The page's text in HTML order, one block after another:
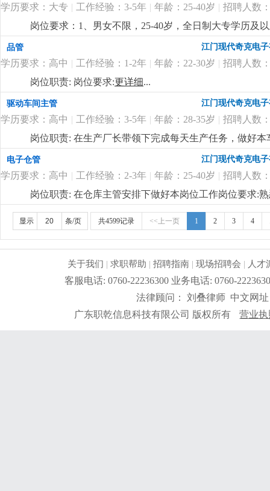
学历要求：大专 | 工作经验：3-5年 | 年龄：25-40岁 | 招聘人数
岗位要求：1、男女不限，25-40岁，全日制大专学历及
pmc工作流程。2、负责订单的物料需求整理，能根据
主理物控部门的能力，性格雷厉风行，有良好的沟通
用；5、良好的沟通、协调和计划能力。岗位福利：1、
日慰问礼品礼金、开工红包、公司根据年度业绩颁发年
公。更详细...
品管 江门现代奇克电
学历要求：高中 | 工作经验：1-2年 | 年龄：22-30岁 | 招聘人数
岗位职责: 岗位要求:更详细...
驱动车间主管 江门现代奇克电
学历要求：高中 | 工作经验：3-5年 | 年龄：28-35岁 | 招聘人数
岗位职责: 在生产厂长带领下完成每天生产任务，做好
懂驱动贴片机和插件机操作3.包吃包住，试用期后买社
电子仓管 江门现代奇克电
学历要求：高中 | 工作经验：2-3年 | 年龄：25-40岁 | 招聘人数
岗位职责: 在仓库主管安排下做好本岗位工作岗位要求:
是一家专业生产led照明企业，产品主要是筒灯 天花灯
好。更详细...
显示 条/页 共4599记录 <<上一页 1 2 3 4
关于我们 |求职帮助 |招聘指南 |现场招聘会 | 人才
客服电话: 0760-22236300 业务电话: 0760-
法律顾问： 刘叠律师 中文网
广东职乾信息科技有限公司 版权所有
营业